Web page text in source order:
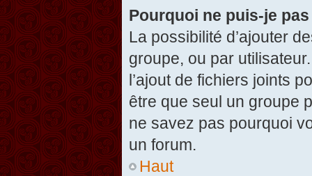
Pourquoi ne puis-je
La possibilité d’ajouter
groupe, ou par
l’ajout de fichiers joints
être que seul un groupe
ne savez pas pourquoi
un forum.
Haut